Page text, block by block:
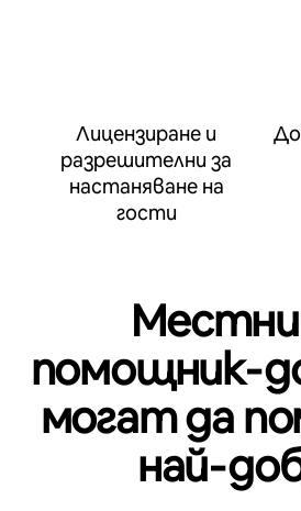
Лицензиране и
разрешителни за
настаняване на
гости
могат да